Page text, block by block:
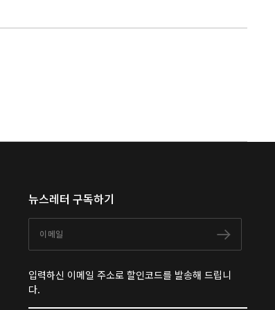
뉴스레터 구독하기
구독하
입력하신 이메일 주소로 할인코드를 발송해 드립니
다.